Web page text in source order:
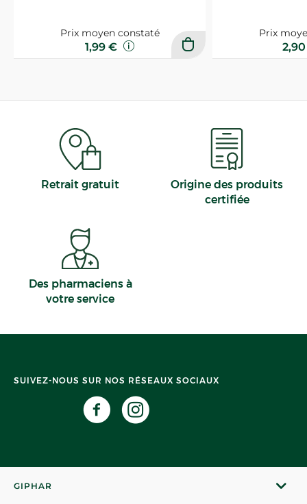
Prix moyen constaté
1,99 €
Prix
Retrait gratuit
Origine des produits
certifiée
Des pharmaciens à
votre service
SUIVEZ-NOUS SUR NOS RÉSEAUX SOCIAUX
GIPHAR